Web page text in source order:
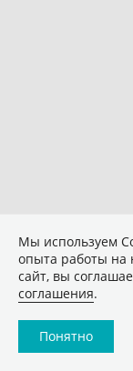
Мы используем
опыта работы на
сайт, вы
соглашения.
Понятно